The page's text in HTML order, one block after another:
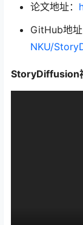
论文地址：
GitHub地址
NKU/
StoryDiffusion